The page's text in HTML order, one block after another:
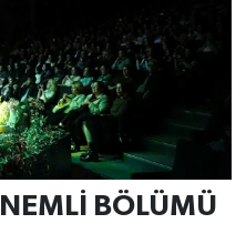
BÖLÜMÜ